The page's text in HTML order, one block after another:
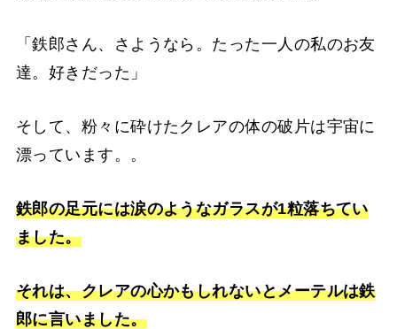
「鉄郎さん、さようなら。たった一人の私のお友
達。好きだった」
そして、粉々に砕けたクレアの体の破片は宇宙に
漂っています。。
鉄郎の足元には涙のようなガラスが1粒落ちてい
ました。
それは、クレアの心かもしれないとメーテルは鉄
郎に言いました。